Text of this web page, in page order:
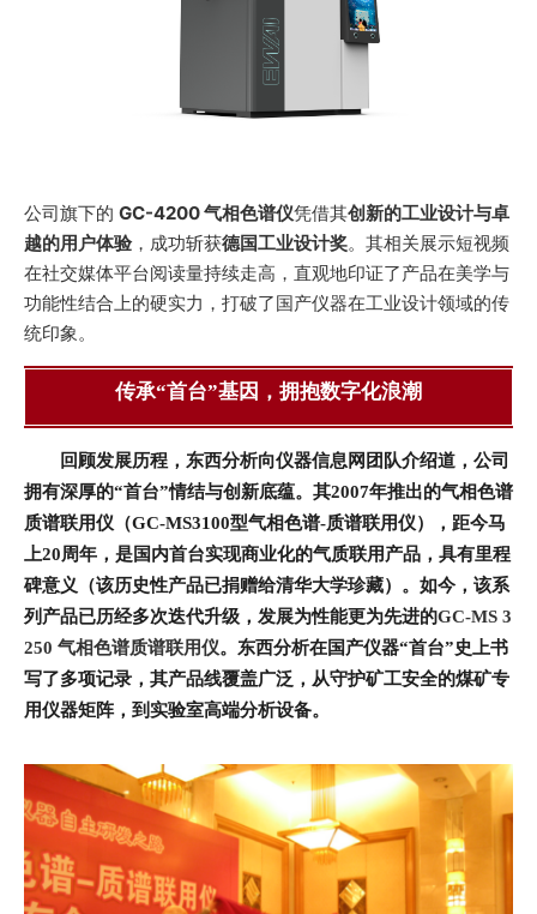
公司旗下的 GC-4200 气相色谱仪凭借其创新的工业设计与卓
越的用户体验，成功斩获德国工业设计奖。其相关展示短视频
在社交媒体平台阅读量持续走高，直观地印证了产品在美学与
功能性结合上的硬实力，打破了国产仪器在工业设计领域的传
统印象。
传承“首台”基因，拥抱数字化浪潮
回顾发展历程，东西分析向仪器信息网团队介绍道，公司
拥有深厚的“首台”情结与创新底蕴。其2007年推出的气相色谱
质谱联用仪（GC-MS3100型气相色谱-质谱联用仪），距今马
上20周年，是国内首台实现商业化的气质联用产品 ，具有里程
碑意义（该历史性产品已捐赠给清华大学珍藏）。如今，该系
列产品已历经多次迭代升级，发展为性能更为先进的GC-MS 3
250 气相色谱质谱联用仪。东西分析在国产仪器“首台”史上书
写了多项记录，其产品线覆盖广泛，从守护矿工安全的煤矿专
用仪器矩阵，到实验室高端分析设备。